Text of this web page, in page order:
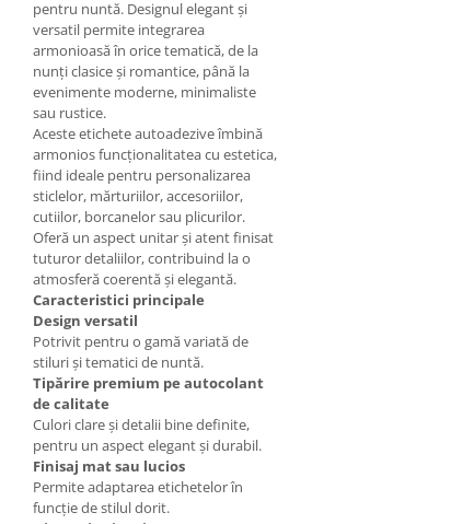
pentru nuntă. Designul elegant și
versatil permite integrarea
armonioasă în orice tematică, de la
nunți clasice și romantice, până la
evenimente moderne, minimaliste
sau rustice.
Aceste etichete autoadezive îmbină
armonios funcționalitatea cu estetica,
fiind ideale pentru personalizarea
sticlelor, mărturiilor, accesoriilor,
cutiilor, borcanelor sau plicurilor.
Oferă un aspect unitar și atent finisat
tuturor detaliilor, contribuind la o
atmosferă coerentă și elegantă.
Caracteristici principale
Design versatil
Potrivit pentru o gamă variată de
stiluri și tematici de nuntă.
Tipărire premium pe autocolant
de calitate
Culori clare și detalii bine definite,
pentru un aspect elegant și durabil.
Finisaj mat sau lucios
Permite adaptarea etichetelor în
funcție de stilul dorit.